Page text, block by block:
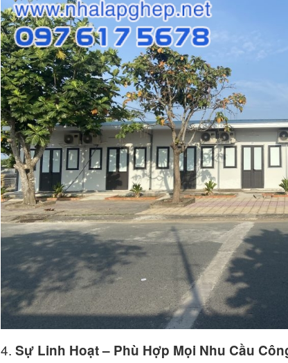
4. Sự Linh Hoạt – Phù Hợp Mọi Nhu Cầu